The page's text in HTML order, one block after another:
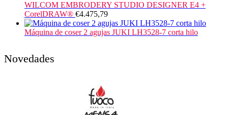
WILCOM EMBRODERY STUDIO DESIGNER E4 +
CorelDRAW® €4.475,79
Máquina de coser 2 agujas JUKI LH3528-7 corta hilo
Novedades